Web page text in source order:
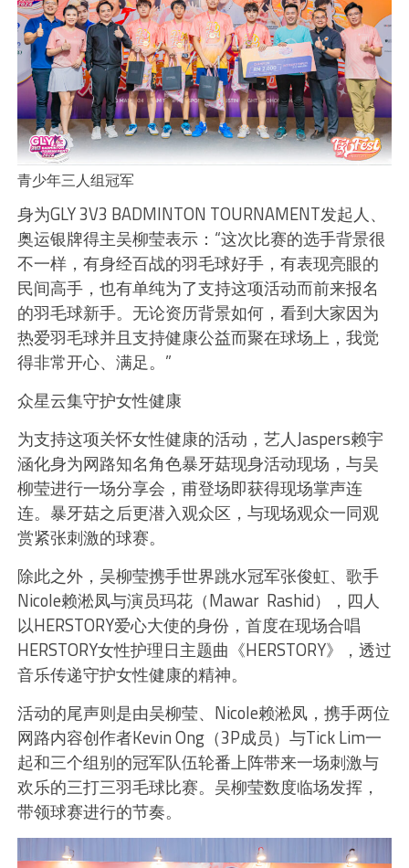
青少年三人组冠军
身为GLY 3V3 BADMINTON TOURNAMENT发起人、
奥运银牌得主吴柳莹表示：“这次比赛的选手背景很
不一样，有身经百战的羽毛球好手，有表现亮眼的
民间高手，也有单纯为了支持这项活动而前来报名
的羽毛球新手。无论资历背景如何，看到大家因为
热爱羽毛球并且支持健康公益而聚在球场上，我觉
得非常开心、满足。”
众星云集守护女性健康
为支持这项关怀女性健康的活动，艺人Jaspers赖宇
涵化身为网路知名角色暴牙菇现身活动现场，与吴
柳莹进行一场分享会，甫登场即获得现场掌声连
连。暴牙菇之后更潜入观众区，与现场观众一同观
赏紧张刺激的球赛。
除此之外，吴柳莹携手世界跳水冠军张俊虹、歌手
Nicole赖淞凤与演员玛花（Mawar Rashid），四人
以HERSTORY爱心大使的身份，首度在现场合唱
HERSTORY女性护理日主题曲《HERSTORY》，透过
音乐传递守护女性健康的精神。
活动的尾声则是由吴柳莹、Nicole赖淞凤，携手两位
网路内容创作者Kevin Ong（3P成员）与Tick Lim一
起和三个组别的冠军队伍轮番上阵带来一场刺激与
欢乐的三打三羽毛球比赛。吴柳莹数度临场发挥，
带领球赛进行的节奏。